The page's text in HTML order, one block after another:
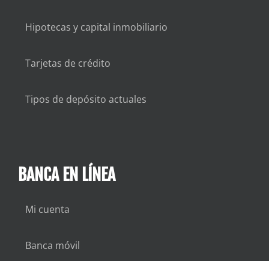
Hipotecas y capital inmobiliario
Tarjetas de crédito
Tipos de depósito actuales
BANCA EN LÍNEA
Mi cuenta
Banca móvil